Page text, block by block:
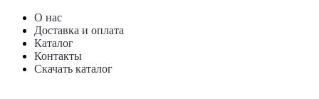
О нас
Доставка и оплата
Каталог
Контакты
Скачать каталог